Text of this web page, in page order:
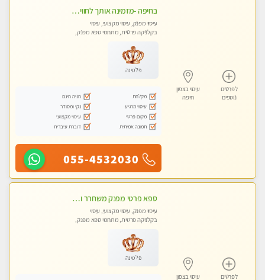
לפרטים
נוספים
עיסוי בצפון
חיפה
בחיפה -מזמינה אותך לחוויית עיסוי מפנקת בקליניקה פרטית מקצועי בלבד באווירה נעימה ושקטה- ללא מין !!!
עיסוי מפנק, עיסוי מקצועי, עיסוי
בקלניקה פרטית, מתחמי ספא מפנק,
פלטינה
מקלחת
חניה חינם
עיסוי מרגיע
נקי ומסודר
מקום פרטי
עיסוי מקצועי
תמונה אמיתית
דוברת עיברית
055-4532030
לפרטים
עיסוי בצפון
ספא פרטי מפנק משחרר ומרגיע, עם מגוון עיסויים לבחירה מומלץ לחלוטין!!!!
עיסוי מפנק, עיסוי מקצועי, עיסוי
בקלניקה פרטית, מתחמי ספא מפנק,
פלטינה